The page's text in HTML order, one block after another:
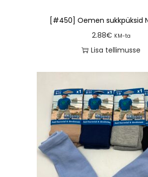
[#450] Oemen sukkpüksid
2.88€ KM-ta
Lisa tellimusse